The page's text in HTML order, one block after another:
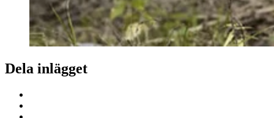
Dela inlägget